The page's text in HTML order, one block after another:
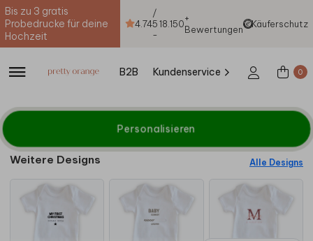
Bis zu 3 gratis
Probedrucke für deine
Hochzeit
4.74
/
5
-
18.150+
Bewertungen
Käuferschutz
B2B Kundenservice 0
Personalisieren
Weitere Designs Alle Designs